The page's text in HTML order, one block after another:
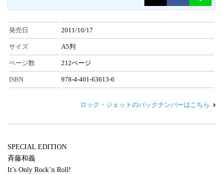
発売日 2011/10/17
サイズ A5判
ページ数 212ページ
ISBN 978-4-401-63613-6
ロック・ジェットのバックナンバーはこちら
SPECIAL EDITION
斉藤和義
It’s Only Rock’n Roll!